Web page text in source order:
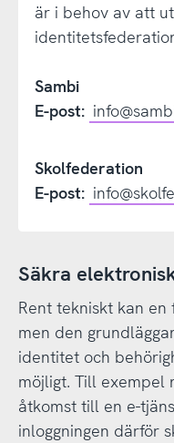
är i behov av att
Sambi
E-post:
Skolfederation
E-post:
Säkra
Rent tekniskt kan
men den
identitet och
möjligt. Till exempel
åtkomst till en e-
inloggningen därför